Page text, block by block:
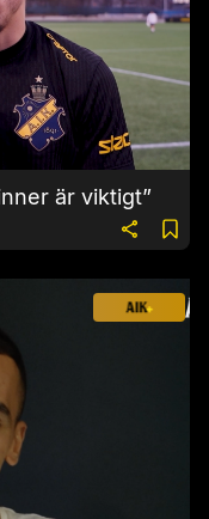
är viktigt”